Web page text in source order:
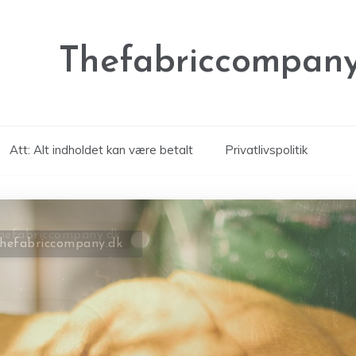
Att: Alt indholdet kan være betalt Privatlivspolitik